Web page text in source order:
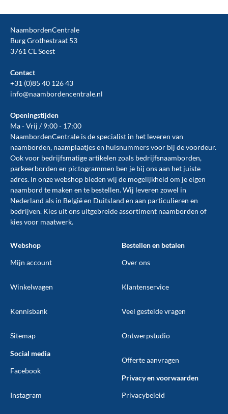
NaambordenCentrale
Burg Grothestraat 53
3761 CL Soest
Contact
+31 (0)85 40 126 43
info@naambordencentrale.nl
Openingstijden
Ma - Vrij / 9:00 - 17:00
NaambordenCentrale is de specialist in het leveren van
naamborden, naamplaatjes en huisnummers voor bij devoordeur.
Ook voor bedrijfsmatige artikelen zoals bedrijfsnaamborden,
parkeerborden en pictogrammen ben je bij ons aan het juiste
adres. In onze webshop bieden wij de mogelijkheid om je eigen
naambord te maken en te bestellen. Wij leveren zowel in
Nederland als in België en Duitsland en aan particulieren en
bedrijven. Kies uit ons uitgebreide assortiment naamborden of
kies voor maatwerk.
Webshop
Mijn account
Winkelwagen
Kennisbank
Sitemap
Social media
Facebook
Instagram
Bestellen en betalen
Over ons
Klantenservice
Veel gestelde vragen
Ontwerpstudio
Offerte aanvragen
Privacy en voorwaarden
Privacybeleid